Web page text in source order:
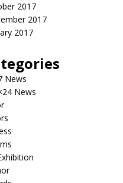
2017
2017
2017
News
News